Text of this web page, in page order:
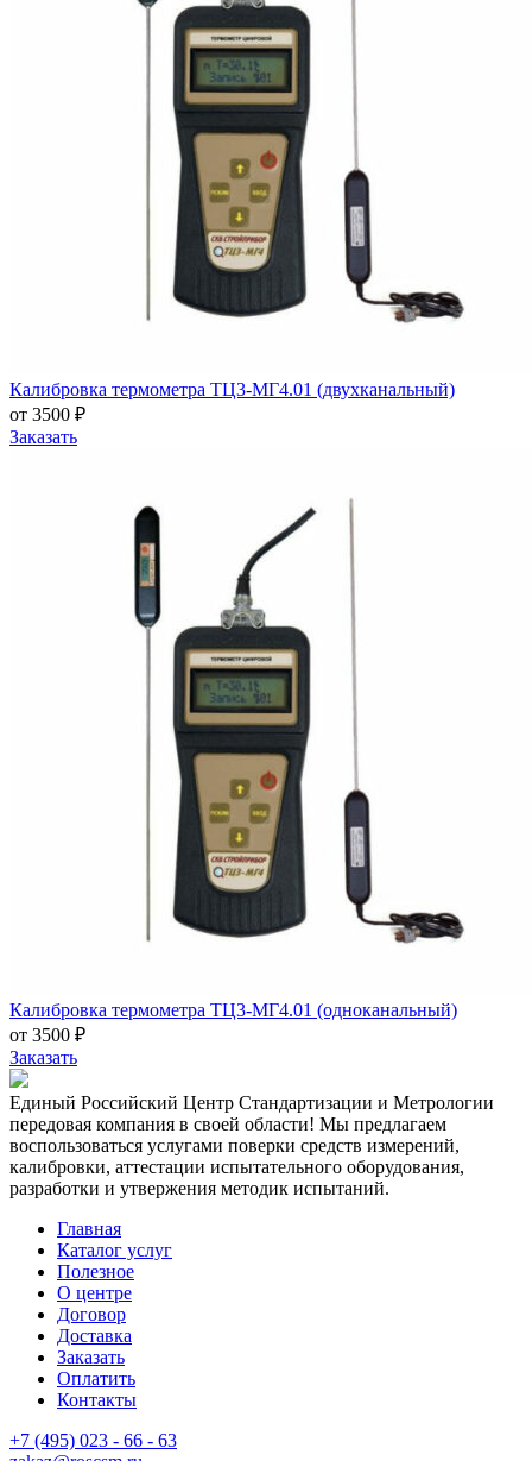
Калибровка термометра ТЦ3-МГ4.01 (двухканальный)
от 3500 ₽
Заказать
Калибровка термометра ТЦ3-МГ4.01 (одноканальный)
от 3500 ₽
Заказать
Единый Российский Центр Стандартизации и Метрологии
передовая компания в своей области! Мы предлагаем
воспользоваться услугами поверки средств измерений,
калибровки, аттестации испытательного оборудования,
разработки и утвержения методик испытаний.
Главная
Каталог услуг
Полезное
О центре
Договор
Доставка
Заказать
Оплатить
Контакты
+7 (495) 023 - 66 - 63